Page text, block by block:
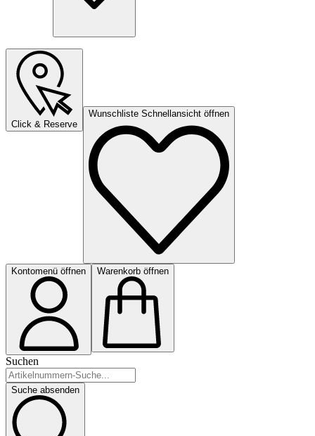
Click & Reserve
Wunschliste Schnellansicht öffnen
Kontomenü öffnen Warenkorb öffnen
Suchen
Suche absenden